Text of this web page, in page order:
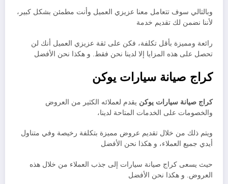
وبالتالي سوف تتعامل معنا عزيزي العميل وأنت مطمئن بشكل كبير،
لأننا نضمن لك تقديم خدمة
رائعة ومميزة بأقل تكلفة، فكن على ثقة عزيزي العميل أنك لن
تحصل على هذه المزايا إلا لدينا نحن فقط. و هكذا نحن الأفضل
كراج صيانة سيارات يوكن
كراج صيانة سيارات يوكن يقدم لعملائه الكثير من العروض
والخصومات على الخدمات المتاحة لدينا،
ويتم ذلك من خلال تقديم عروض مميزة بتكلفة رخيصة وفي متناول
أيدي جميع العملاء، و هكذا نحن الأفضل
حيث يسعى كراج صيانة سيارات إلى جذب العملاء من خلال هذه
العروض. و هكذا نحن الأفضل